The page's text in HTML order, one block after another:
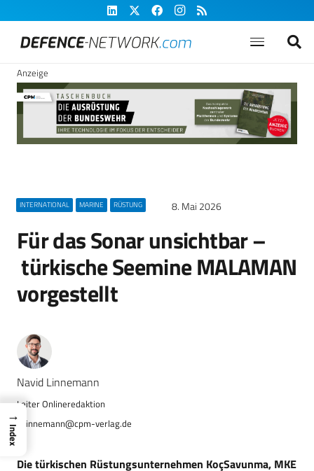
Anzeige
INTERNATIONAL MARINE RÜSTUNG 8. Mai 2026
Für das Sonar unsichtbar –
türkische Seemine MALAMAN
vorgestellt
Navid Linnemann
n.linnemann@cpm-verlag.de
Die türkischen Rüstungsunternehmen KoçSavunma, MKE
→
Index